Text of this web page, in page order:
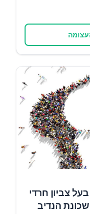
צביון חרדי
הנדיב